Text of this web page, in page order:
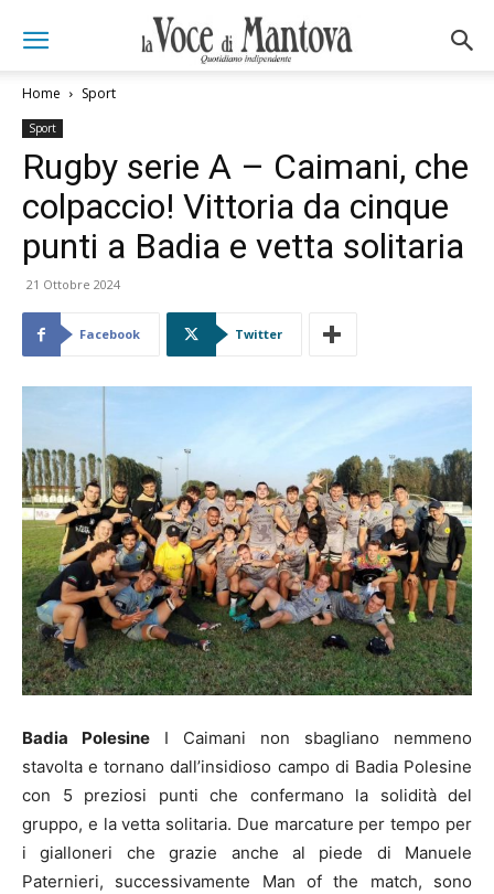
Home Sport
Sport
Rugby serie A – Caimani, che
colpaccio! Vittoria da cinque
punti a Badia e vetta solitaria
21 Ottobre 2024
Facebook Twitter
Badia Polesine I Caimani non sbagliano nemmeno
stavolta e tornano dall’insidioso campo di Badia Polesine
con 5 preziosi punti che confermano la solidità del
gruppo, e la vetta solitaria. Due marcature per tempo per
i gialloneri che grazie anche al piede di Manuele
Paternieri, successivamente Man of the match, sono